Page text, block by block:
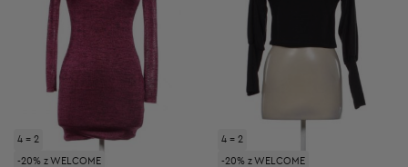
4 = 2
-20% z WELCOME
4 = 2
-20% z WELCOME